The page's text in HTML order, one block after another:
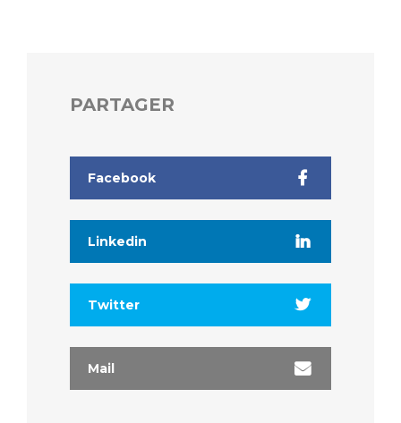
PARTAGER
Facebook
Linkedin
Twitter
Mail